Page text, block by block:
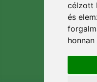
célzott
és